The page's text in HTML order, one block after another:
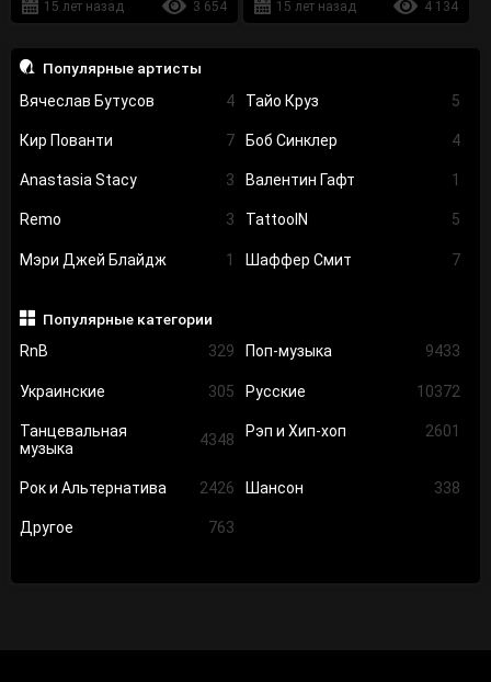
Популярные артисты
Вячеслав Бутусов
4 Тайо Круз 5
Кир Пованти 7 Боб Синклер 4
Anastasia Stacy 3 Валентин Гафт 1
Remo 3 TattooIN 5
Мэри Джей Блайдж 1 Шаффер Смит 7
Популярные категории
RnB
329 Поп-музыка 9433
Украинские 305 Русские 10372
Танцевальная
музыка
4348 Рэп и Хип-хоп 2601
Рок и Альтернатива 2426 Шансон 338
Другое 763
15 лет назад
3 654
15 лет назад
4 134